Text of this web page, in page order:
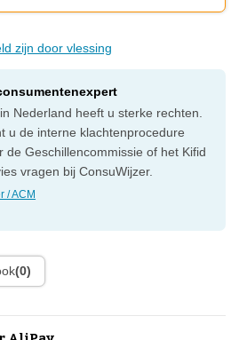
zijn door vlessing
Nederland heeft u sterke rechten.
u de interne klachtenprocedure
de Geschillencommissie of het Kifid
vragen bij ConsuWijzer.
/ ACM
(0)